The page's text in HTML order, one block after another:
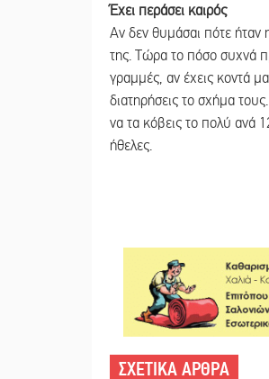
Έχει περάσει καιρός
Αν δεν θυμάσαι πότε ήταν
της. Τώρα το πόσο συχνά
γραμμές, αν έχεις κοντά
διατηρήσεις το σχήμα
να τα κόβεις το πολύ ανά
ήθελες.
ΣΧΕΤΙΚΑ ΑΡΘΡΑ